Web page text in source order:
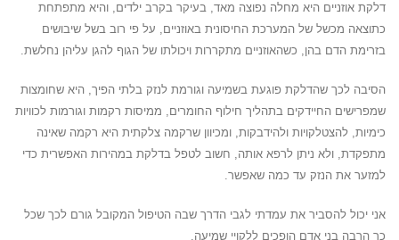
דלקת אוזניים היא מחלה נפוצה מאד, בעיקר בקרב ילדים, והיא מתפתחת
כתוצאה מכשל של המערכת החיסונית באוזניים, על פי רוב בשל שיבושים
בזרימת הדם בהן, כשהאוזניים מתקררות ויכולתו של הגוף להגן עליהן נחלשת.
הסיבה לכך שהדלקת פוגעת בשמיעה וגורמת לנזק בלתי הפיך, היא שחומצות
שמפרישים החיידקים בתהליך חילוף החומרים, ממיסות רקמות וגורמות לכוויות
כימיות, להצטלקויות ולהידבקות, ומכיוון שרקמה צלקתית היא רקמה שאינה
מתפקדת, ולא ניתן לרפא אותה, חשוב לטפל בדלקת במהירות האפשרית כדי
למזער את הנזק עד כמה שאפשר.
אני יכול להסביר את עמדתי לגבי הדרך שבה הטיפול המקובל גורם לכך שכל
כך הרבה בני אדם הופכים ללקויי שמיעה.